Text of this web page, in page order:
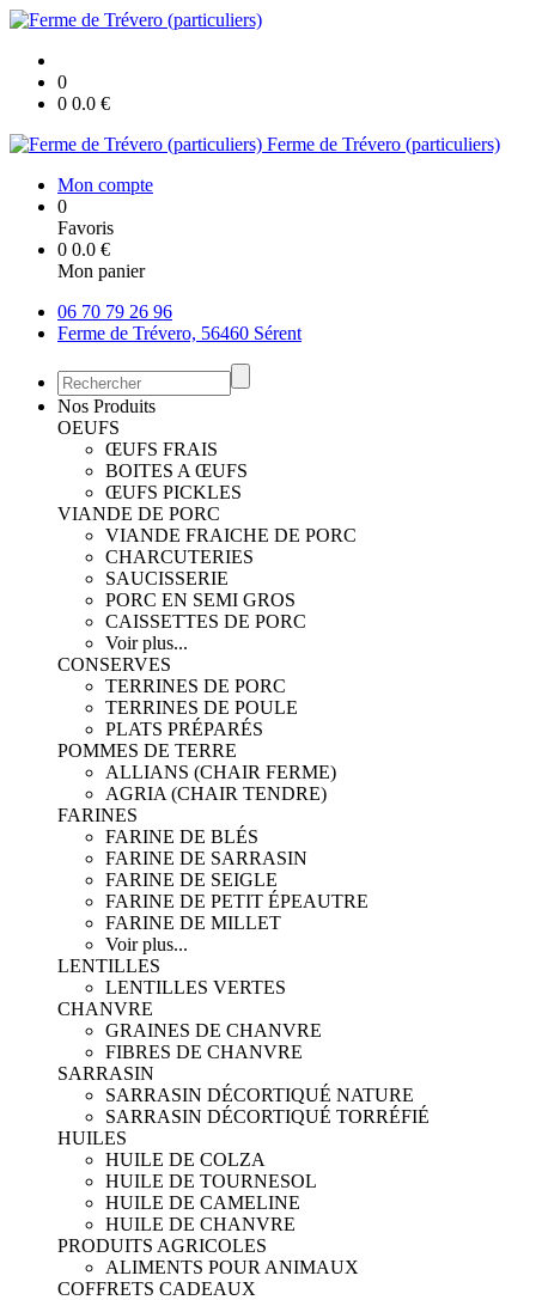
0
0 0.0 €
Ferme de Trévero (particuliers)
Mon compte
0
Favoris
0 0.0 €
Mon panier
06 70 79 26 96
Ferme de Trévero, 56460 Sérent
Nos Produits
OEUFS
ŒUFS FRAIS
BOITES A ŒUFS
ŒUFS PICKLES
VIANDE DE PORC
VIANDE FRAICHE DE PORC
CHARCUTERIES
SAUCISSERIE
PORC EN SEMI GROS
CAISSETTES DE PORC
Voir plus...
CONSERVES
TERRINES DE PORC
TERRINES DE POULE
PLATS PRÉPARÉS
POMMES DE TERRE
ALLIANS (CHAIR FERME)
AGRIA (CHAIR TENDRE)
FARINES
FARINE DE BLÉS
FARINE DE SARRASIN
FARINE DE SEIGLE
FARINE DE PETIT ÉPEAUTRE
FARINE DE MILLET
Voir plus...
LENTILLES
LENTILLES VERTES
CHANVRE
GRAINES DE CHANVRE
FIBRES DE CHANVRE
SARRASIN
SARRASIN DÉCORTIQUÉ NATURE
SARRASIN DÉCORTIQUÉ TORRÉFIÉ
HUILES
HUILE DE COLZA
HUILE DE TOURNESOL
HUILE DE CAMELINE
HUILE DE CHANVRE
PRODUITS AGRICOLES
ALIMENTS POUR ANIMAUX
COFFRETS CADEAUX